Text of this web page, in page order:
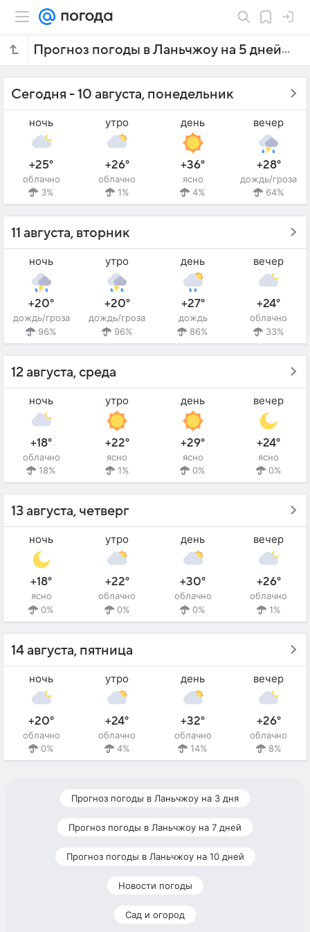
Прогноз погоды в Ланьчжоу на 5 дней
Сегодня - 10 августа, понедельник
ночь
+25°
облачно
3%
утро
+26°
облачно
1%
день
+36°
ясно
4%
вечер
+28°
дождь/гроза
64%
11 августа, вторник
ночь
+20°
дождь/гроза
96%
утро
+20°
дождь/гроза
96%
день
+27°
дождь
86%
вечер
+24°
облачно
33%
12 августа, среда
ночь
+18°
облачно
18%
утро
+22°
ясно
1%
день
+29°
ясно
0%
вечер
+24°
ясно
0%
13 августа, четверг
ночь
+18°
ясно
0%
утро
+22°
облачно
0%
день
+30°
облачно
0%
вечер
+26°
облачно
1%
14 августа, пятница
ночь
+20°
облачно
0%
утро
+24°
облачно
4%
день
+32°
облачно
14%
вечер
+26°
облачно
8%
Прогноз погоды в Ланьчжоу на 3 дня
Прогноз погоды в Ланьчжоу на 7 дней
Прогноз погоды в Ланьчжоу на 10 дней
Новости погоды
Сад и огород